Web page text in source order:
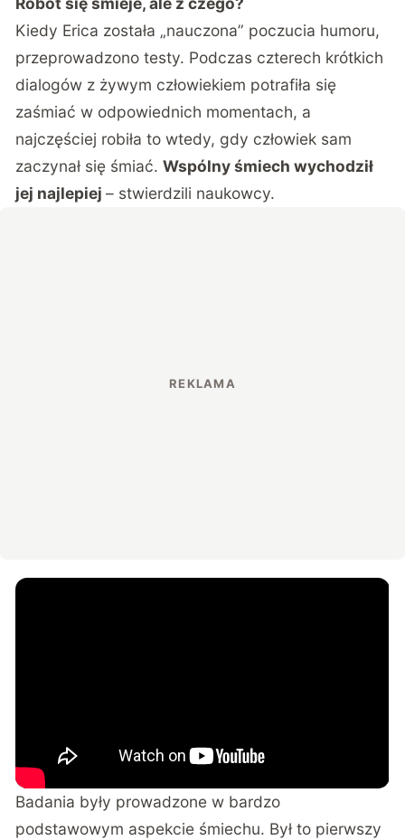
Kiedy Erica została „nauczona” poczucia humoru,
przeprowadzono testy. Podczas czterech krótkich
dialogów z żywym człowiekiem potrafiła się
zaśmiać w odpowiednich momentach, a
najczęściej robiła to wtedy, gdy człowiek sam
zaczynał się śmiać.Wspólny śmiech wychodził
jej najlepiej– stwierdzili naukowcy.
Badania były prowadzone w bardzo
podstawowym aspekcie śmiechu. Był to pierwszy